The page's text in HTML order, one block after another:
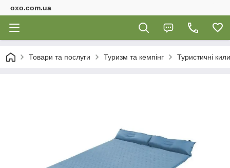
oxo.com.ua
Товари та послуги Туризм та кемпінг Туристичні